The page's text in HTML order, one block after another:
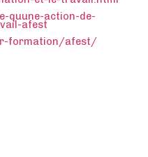
quune-action-de-
afest
formation/afest/